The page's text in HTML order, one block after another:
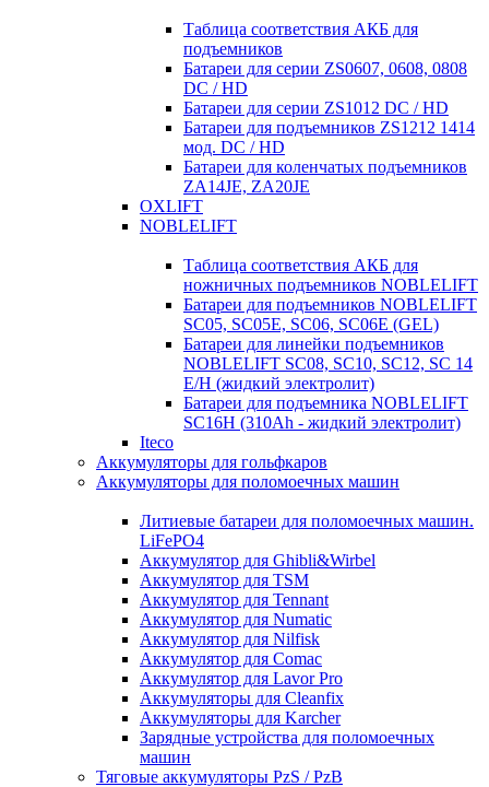
Таблица соответствия АКБ для
подъемников
Батареи для серии ZS0607, 0608, 0808
DC / HD
Батареи для серии ZS1012 DC / HD
Батареи для подъемников ZS1212 1414
мод. DC / HD
Батареи для коленчатых подъемников
ZA14JE, ZA20JE
OXLIFT
NOBLELIFT
Таблица соответствия АКБ для
ножничных подъемников NOBLELIFT
Батареи для подъемников NOBLELIFT
SC05, SC05E, SC06, SC06E (GEL)
Батареи для линейки подъемников
NOBLELIFT SC08, SC10, SC12, SC 14
E/H (жидкий электролит)
Батареи для подъемника NOBLELIFT
SC16H (310Ah - жидкий электролит)
Iteco
Аккумуляторы для гольфкаров
Аккумуляторы для поломоечных машин
Литиевые батареи для поломоечных машин.
LiFePO4
Аккумулятор для Ghibli&Wirbel
Аккумулятор для TSM
Аккумулятор для Tennant
Аккумулятор для Numatic
Аккумулятор для Nilfisk
Аккумулятор для Comac
Аккумулятор для Lavor Pro
Аккумуляторы для Cleanfix
Аккумуляторы для Karcher
Зарядные устройства для поломоечных
машин
Тяговые аккумуляторы PzS / PzB